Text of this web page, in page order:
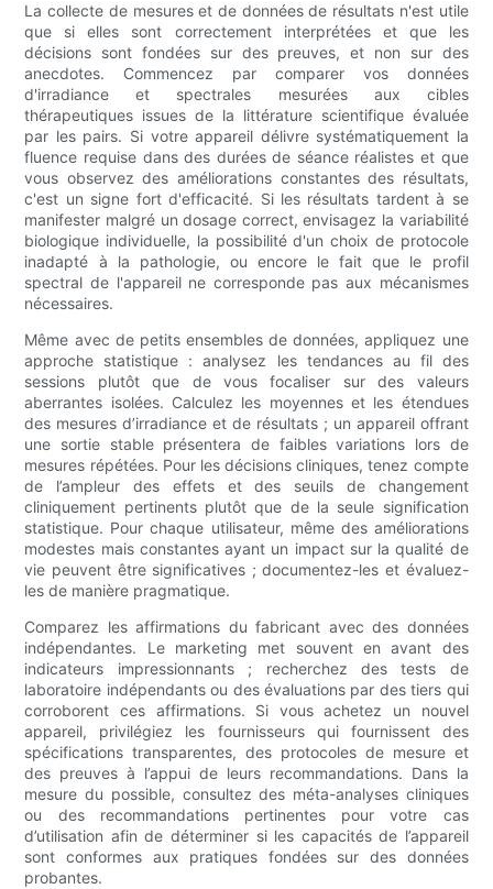
La collecte de mesures et de données de résultats n'est utile
que si elles sont correctement interprétées et que les
décisions sont fondées sur des preuves, et non sur des
anecdotes. Commencez par comparer vos données
d'irradiance et spectrales mesurées aux cibles
thérapeutiques issues de la littérature scientifique évaluée
par les pairs. Si votre appareil délivre systématiquement la
fluence requise dans des durées de séance réalistes et que
vous observez des améliorations constantes des résultats,
c'est un signe fort d'efficacité. Si les résultats tardent à se
manifester malgré un dosage correct, envisagez la variabilité
biologique individuelle, la possibilité d'un choix de protocole
inadapté à la pathologie, ou encore le fait que le profil
spectral de l'appareil ne corresponde pas aux mécanismes
nécessaires.
Même avec de petits ensembles de données, appliquez une
approche statistique : analysez les tendances au fil des
sessions plutôt que de vous focaliser sur des valeurs
aberrantes isolées. Calculez les moyennes et les étendues
des mesures d’irradiance et de résultats ; un appareil offrant
une sortie stable présentera de faibles variations lors de
mesures répétées. Pour les décisions cliniques, tenez compte
de l’ampleur des effets et des seuils de changement
cliniquement pertinents plutôt que de la seule signification
statistique. Pour chaque utilisateur, même des améliorations
modestes mais constantes ayant un impact sur la qualité de
vie peuvent être significatives ; documentez-les et évaluez-
les de manière pragmatique.
Comparez les affirmations du fabricant avec des données
indépendantes. Le marketing met souvent en avant des
indicateurs impressionnants ; recherchez des tests de
laboratoire indépendants ou des évaluations par des tiers qui
corroborent ces affirmations. Si vous achetez un nouvel
appareil, privilégiez les fournisseurs qui fournissent des
spécifications transparentes, des protocoles de mesure et
des preuves à l’appui de leurs recommandations. Dans la
mesure du possible, consultez des méta-analyses cliniques
ou des recommandations pertinentes pour votre cas
d’utilisation afin de déterminer si les capacités de l’appareil
sont conformes aux pratiques fondées sur des données
probantes.